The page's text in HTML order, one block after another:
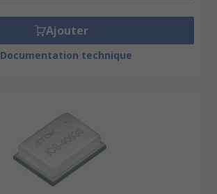
Ajouter
Documentation technique